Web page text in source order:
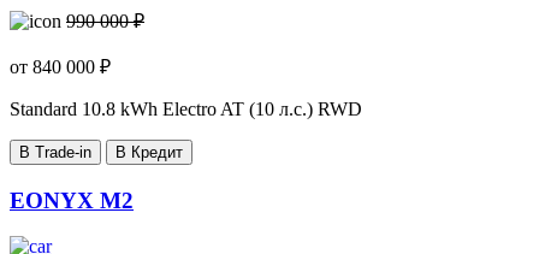
990 000 ₽
от 840 000 ₽
Standard 10.8 kWh Electro AT (10 л.с.) RWD
В Trade-in В Кредит
EONYX M2